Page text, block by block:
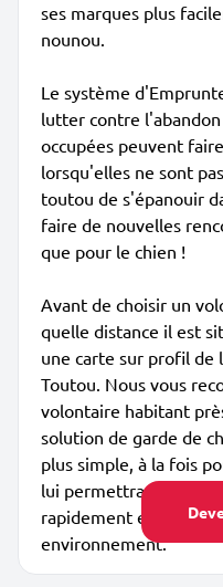
ses marques plus
nounou.
Le système
lutter contre
occupées peuvent
lorsqu'elles ne sont
toutou de s'épanouir
faire de nouvelles
que pour le chien !
Avant de choisir un
quelle distance il est
une carte sur profil de
Toutou. Nous vous
volontaire habitant
solution de garde de
plus simple, à la fois
lui permettra de
rapidement et de
environnement.